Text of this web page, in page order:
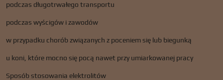
podczas długotrwałego transportu
podczas wyścigów i zawodów
w przypadku chorób związanych z poceniem się lub biegunką
u koni, które mocno się pocą nawet przy umiarkowanej pracy
Sposób stosowania elektrolitów